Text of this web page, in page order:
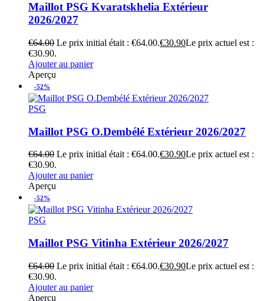
Maillot PSG Kvaratskhelia Extérieur
2026/2027
€64.00 Le prix initial était : €64.00.€30.90Le prix actuel est :
€30.90.
Ajouter au panier
Aperçu
-52%
PSG
Maillot PSG O.Dembélé Extérieur 2026/2027
€64.00 Le prix initial était : €64.00.€30.90Le prix actuel est :
€30.90.
Ajouter au panier
Aperçu
-52%
PSG
Maillot PSG Vitinha Extérieur 2026/2027
€64.00 Le prix initial était : €64.00.€30.90Le prix actuel est :
€30.90.
Ajouter au panier
Aperçu